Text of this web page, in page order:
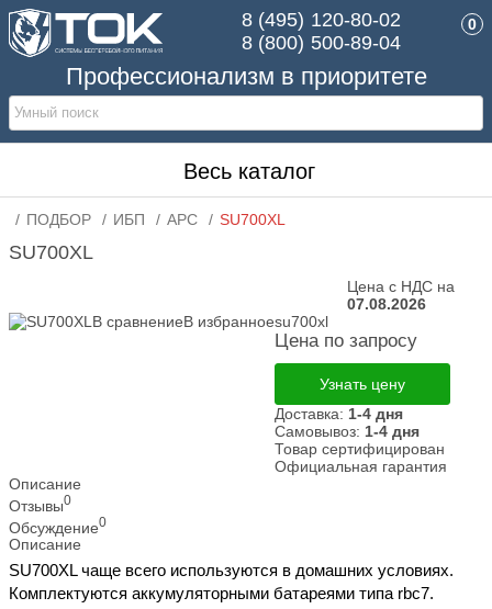
Профессионализм в приоритете
8 (495) 120-80-02
8 (800) 500-89-04
0
Весь каталог
ПОДБОР ИБП APC SU700XL
SU700XL
Цена с НДС на
07.08.2026
В сравнениеВ избранноеsu700xl
Цена по запросу
Узнать цену
Доставка: 1-4 дня
Самовывоз: 1-4 дня
Товар сертифицирован
Официальная гарантия
Описание
Отзывы0
Обсуждение0
Описание
SU700XL чаще всего используются в домашних условиях.
Комплектуются аккумуляторными батареями типа rbc7.